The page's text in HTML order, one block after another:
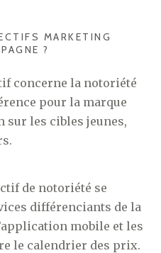
MARKETING
?
concerne la notoriété
pour la marque
sur les cibles jeunes,
de notoriété se
différenciants de la
mobile et les
le calendrier des prix.